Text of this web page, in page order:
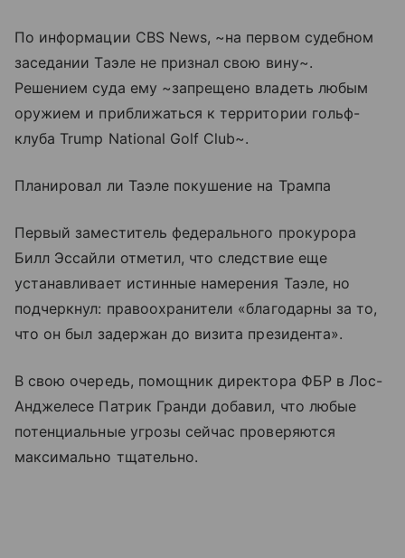
По информации CBS News, ~на первом судебном
заседании Таэле не признал свою вину~.
Решением суда ему ~запрещено владеть любым
оружием и приближаться к территории гольф-
клуба Trump National Golf Club~.
Планировал ли Таэле покушение на Трампа
Первый заместитель федерального прокурора
Билл Эссайли отметил, что следствие еще
устанавливает истинные намерения Таэле, но
подчеркнул: правоохранители «благодарны за то,
что он был задержан до визита президента».
В свою очередь, помощник директора ФБР в Лос-
Анджелесе Патрик Гранди добавил, что любые
потенциальные угрозы сейчас проверяются
максимально тщательно.